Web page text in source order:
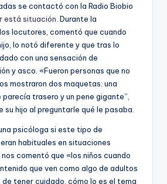
se contactó con la Radio Biobio
está situación . Durante la
locutores, comentó que cuando
lo notó diferente y que tras lo
con una sensación de
y asco. «Fueron personas que no
mostraron dos maquetas: una
trasero y un pene gigante”,
su hijo al preguntarle qué le pasaba.
psicóloga si este tipo de
habituales en situaciones
comentó que «los niños cuando
que ven como algo de adultos
de tener cuidado, cómo lo es el tema